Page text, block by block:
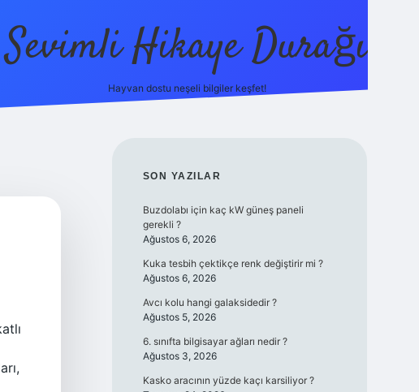
Sevimli Hikaye Durağı
Hayvan dostu neşeli bilgiler keşfet!
SIDEBAR
SON YAZILAR
Buzdolabı için kaç kW güneş paneli
gerekli ?
Ağustos 6, 2026
Kuka tesbih çektikçe renk değiştirir mi ?
Ağustos 6, 2026
Avcı kolu hangi galaksidedir ?
Ağustos 5, 2026
6. sınıfta bilgisayar ağları nedir ?
Ağustos 3, 2026
Kasko aracının yüzde kaçı karsiliyor ?